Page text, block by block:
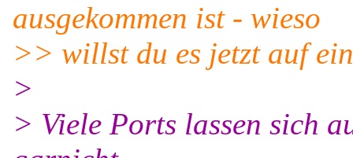
ausgekommen ist - wieso
>> willst du es jetzt auf
>
> Viele Ports lassen sich